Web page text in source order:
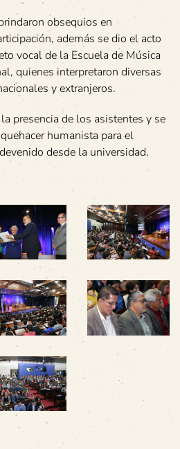
obsequios en
además se dio el acto
vocal de la Escuela de Música
quienes interpretaron diversas
y extranjeros.
presencia de los asistentes y se
humanista para el
desde la universidad.